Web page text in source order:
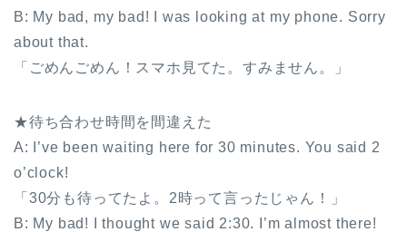
B: My bad, my bad! I was looking at my phone. Sorry
about that.
「ごめんごめん！スマホ見てた。すみません。」
★待ち合わせ時間を間違えた
A: I’ve been waiting here for 30 minutes. You said 2
o’clock!
「30分も待ってたよ。2時って言ったじゃん！」
B: My bad! I thought we said 2:30. I’m almost there!